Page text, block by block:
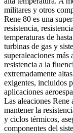
militares y otros
Rene 80 es una
resistencia,
temperaturas de
turbinas de gas y
superaleaciones más
resistencia a la
extremadamente
exigentes, incluidos
aplicaciones
Las aleaciones Rene
mantener la
y ciclos térmicos,
componentes del